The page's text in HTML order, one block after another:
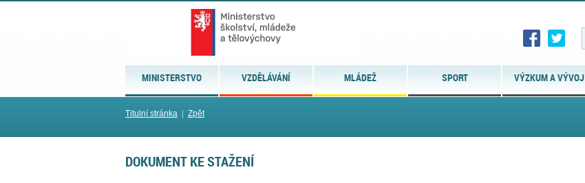
MINISTERSTVO VZDĚLÁVÁNÍ MLÁDEŽ SPORT VÝZKUM A VÝVOJ
Titulní stránka Zpět
DOKUMENT KE STAŽENÍ